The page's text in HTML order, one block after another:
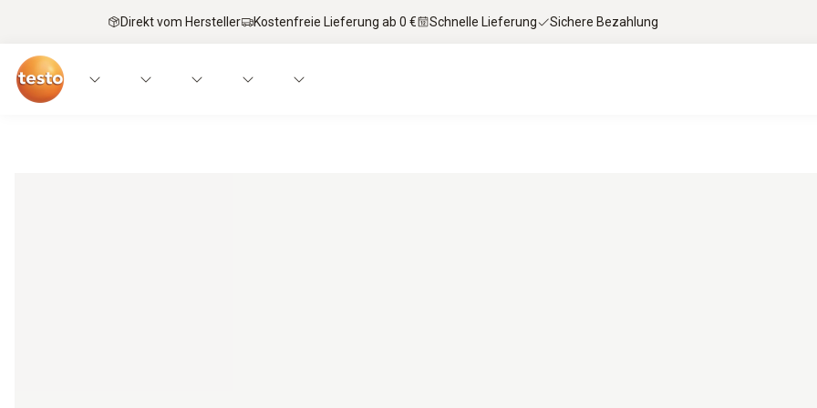
Direkt vom Hersteller Kostenfreie Lieferung ab 0 € Schnelle Lieferung Sichere Bezahlung